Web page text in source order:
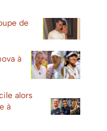
de
à
alors
à